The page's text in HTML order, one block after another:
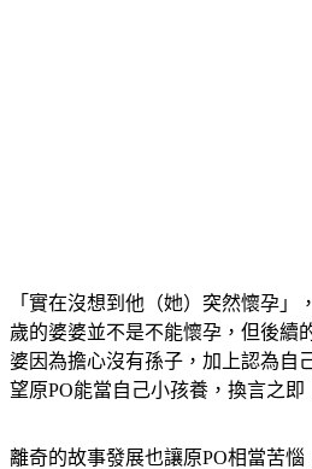
歲的婆婆並不是不能懷孕，但後續
婆因為擔心沒有孫子，加上認為自
望原PO能當自己小孩養，換言之
弟弟（妹妹）還是兒子（女兒）；